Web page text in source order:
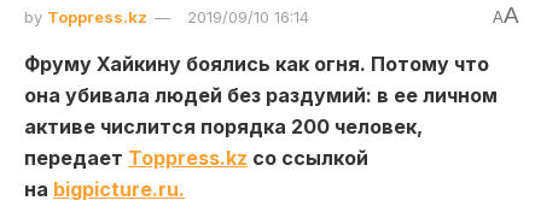
by Toppress.kz 2019/09/10 16:14 AA
Фруму Хайкину боялись как огня. Потому что
она убивала людей без раздумий: в ее личном
активе числится порядка 200 человек,
передает Toppress.kz со ссылкой
на bigpicture.ru.